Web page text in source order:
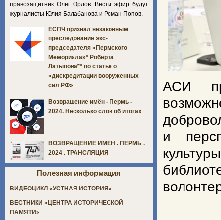
АСИ
и
правозащитник Олег Орлов. Вести эфир будут
журналисты Юлия Балабанова и Роман Попов.
ЕСПЧ признал незаконным
преследование экс-
председателя «Пермского
Мемориала»* Роберта
Латыпова** по статье о
«дискредитации вооруженных
сил РФ»
Возвращение имён - Пермь -
2024. Несколько слов об итогах
ВОЗВРАЩЕНИЕ ИМЁН . ПЕРМЬ .
2024 . ТРАНСЛЯЦИЯ
Полезная информация
ВИДЕОЦИКЛ «УСТНАЯ ИСТОРИЯ»
ВЕСТНИКИ «ЦЕНТРА ИСТОРИЧЕСКОЙ
ПАМЯТИ»